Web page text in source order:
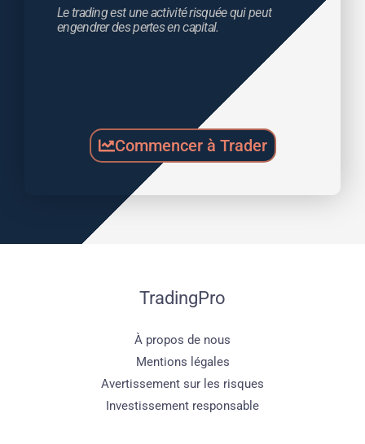
Le trading est une activité risquée qui peut
engendrer des pertes en capital.
Commencer à Trader
TradingPro
À propos de nous
Mentions légales
Avertissement sur les risques
Investissement responsable